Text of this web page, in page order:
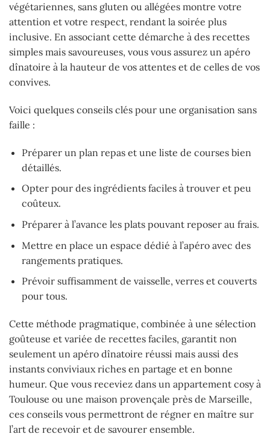
végétariennes, sans gluten ou allégées montre votre
attention et votre respect, rendant la soirée plus
inclusive. En associant cette démarche à des recettes
simples mais savoureuses, vous vous assurez un apéro
dînatoire à la hauteur de vos attentes et de celles de vos
convives.
Voici quelques conseils clés pour une organisation sans
faille :
Préparer un plan repas et une liste de courses bien
détaillés.
Opter pour des ingrédients faciles à trouver et peu
coûteux.
Préparer à l’avance les plats pouvant reposer au frais.
Mettre en place un espace dédié à l’apéro avec des
rangements pratiques.
Prévoir suffisamment de vaisselle, verres et couverts
pour tous.
Cette méthode pragmatique, combinée à une sélection
goûteuse et variée de recettes faciles, garantit non
seulement un apéro dînatoire réussi mais aussi des
instants conviviaux riches en partage et en bonne
humeur. Que vous receviez dans un appartement cosy à
Toulouse ou une maison provençale près de Marseille,
ces conseils vous permettront de régner en maître sur
l’art de recevoir et de savourer ensemble.